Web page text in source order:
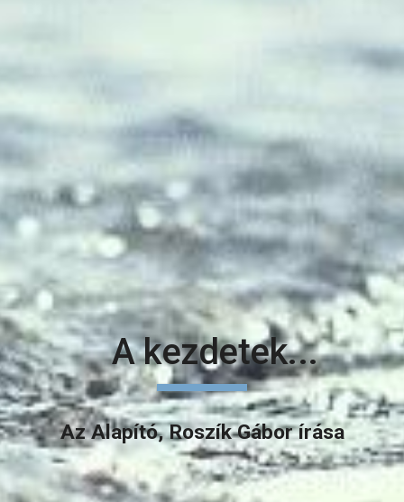
   A kezdetek...
Az Alapító, Roszík Gábor írása